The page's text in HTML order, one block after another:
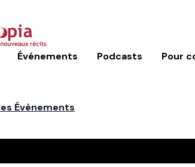
Événements Podcasts Pour
Évènements